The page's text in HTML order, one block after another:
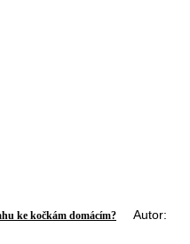
ke kočkám domácím? Autor: